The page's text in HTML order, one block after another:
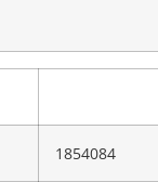
1854084